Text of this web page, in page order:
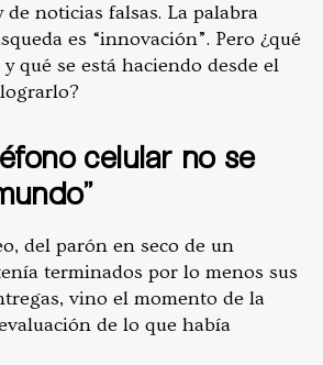
noticias falsas. La palabra
es “innovación”. Pero ¿qué
qué se está haciendo desde el
celular no se
del parón en seco de un
terminados por lo menos sus
vino el momento de la
de lo que había